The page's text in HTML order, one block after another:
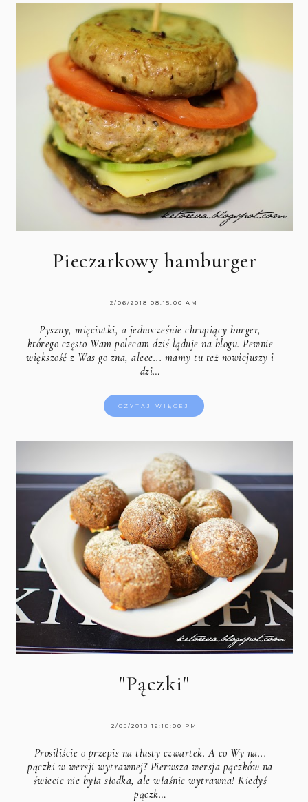
Pieczarkowy hamburger
2/06/2018 08:15:00 AM
Pyszny, mięciutki, a jednocześnie chrupiący burger,
którego często Wam polecam dziś ląduje na blogu. Pewnie
większość z Was go zna, aleee... mamy tu też nowicjuszy i
dzi…
CZYTAJ WIĘCEJ
"Pączki"
2/05/2018 12:18:00 PM
Prosiliście o przepis na tłusty czwartek. A co Wy na...
pączki w wersji wytrawnej? Pierwsza wersja pączków na
świecie nie była słodka, ale właśnie wytrawna! Kiedyś
pączk…